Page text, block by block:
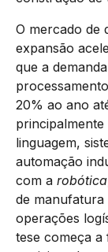
O mercado de
expansão
que a
20% ao ano
linguagem,
automação
com a robótica
de
operações
tese começa a